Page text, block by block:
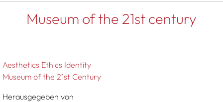
Museum of the 21st century
Aesthetics Ethics Identity
Museum of the 21st Century
Herausgegeben von